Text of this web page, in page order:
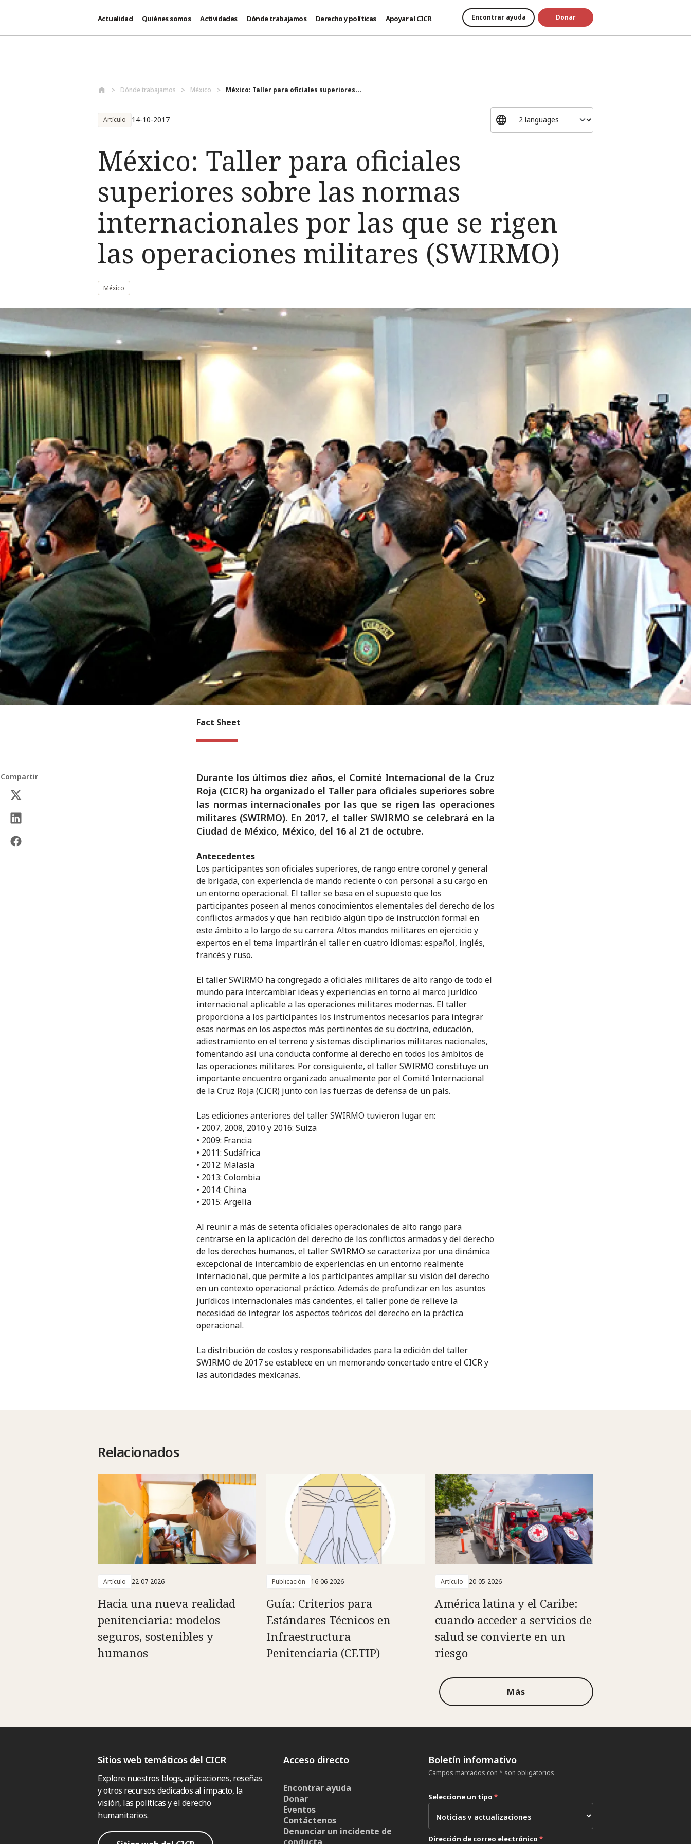
Actualidad Quiénes somos Actividades Dónde trabajamos Derecho y políticas Apoyar al CICR Encontrar ayuda Donar
Dónde trabajamos México México: Taller para oficiales superiores...
Artículo 14-10-2017
México: Taller para oficiales
superiores sobre las normas
internacionales por las que se rigen
las operaciones militares (SWIRMO)
México
Fact Sheet
Compartir
Durante los últimos diez años, el Comité Internacional de la Cruz
Roja (CICR) ha organizado el Taller para oficiales superiores sobre
las normas internacionales por las que se rigen las operaciones
militares (SWIRMO). En 2017, el taller SWIRMO se celebrará en la
Ciudad de México, México, del 16 al 21 de octubre.
Antecedentes
Los participantes son oficiales superiores, de rango entre coronel y general
de brigada, con experiencia de mando reciente o con personal a su cargo en
un entorno operacional. El taller se basa en el supuesto que los
participantes poseen al menos conocimientos elementales del derecho de los
conflictos armados y que han recibido algún tipo de instrucción formal en
este ámbito a lo largo de su carrera. Altos mandos militares en ejercicio y
expertos en el tema impartirán el taller en cuatro idiomas: español, inglés,
francés y ruso.
El taller SWIRMO ha congregado a oficiales militares de alto rango de todo el
mundo para intercambiar ideas y experiencias en torno al marco jurídico
internacional aplicable a las operaciones militares modernas. El taller
proporciona a los participantes los instrumentos necesarios para integrar
esas normas en los aspectos más pertinentes de su doctrina, educación,
adiestramiento en el terreno y sistemas disciplinarios militares nacionales,
fomentando así una conducta conforme al derecho en todos los ámbitos de
las operaciones militares. Por consiguiente, el taller SWIRMO constituye un
importante encuentro organizado anualmente por el Comité Internacional
de la Cruz Roja (CICR) junto con las fuerzas de defensa de un país.
Las ediciones anteriores del taller SWIRMO tuvieron lugar en:
• 2007, 2008, 2010 y 2016: Suiza
• 2009: Francia
• 2011: Sudáfrica
• 2012: Malasia
• 2013: Colombia
• 2014: China
• 2015: Argelia
Al reunir a más de setenta oficiales operacionales de alto rango para
centrarse en la aplicación del derecho de los conflictos armados y del derecho
de los derechos humanos, el taller SWIRMO se caracteriza por una dinámica
excepcional de intercambio de experiencias en un entorno realmente
internacional, que permite a los participantes ampliar su visión del derecho
en un contexto operacional práctico. Además de profundizar en los asuntos
jurídicos internacionales más candentes, el taller pone de relieve la
necesidad de integrar los aspectos teóricos del derecho en la práctica
operacional.
La distribución de costos y responsabilidades para la edición del taller
SWIRMO de 2017 se establece en un memorando concertado entre el CICR y
las autoridades mexicanas.
Relacionados
Artículo 22-07-2026
Hacia una nueva realidad
penitenciaria: modelos
seguros, sostenibles y
humanos
Publicación 16-06-2026
Guía: Criterios para
Estándares Técnicos en
Infraestructura
Penitenciaria (CETIP)
Artículo 20-05-2026
América latina y el Caribe:
cuando acceder a servicios de
salud se convierte en un
riesgo
Más
Sitios web temáticos del CICR
Explore nuestros blogs, aplicaciones, reseñas
y otros recursos dedicados al impacto, la
visión, las políticas y el derecho
humanitarios.
Acceso directo
Encontrar ayuda
Donar
Eventos
Contáctenos
Denunciar un incidente de
Boletín informativo
Campos marcados con * son obligatorios
Seleccione un tipo *
Dirección de correo electrónico *